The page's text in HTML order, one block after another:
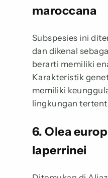
maroccana
Subspesies ini
dan dikenal
berarti memiliki
Karakteristik
memiliki
lingkungan
6. Olea
laperrinei